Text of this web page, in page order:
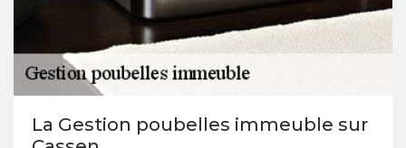
La Gestion poubelles immeuble sur